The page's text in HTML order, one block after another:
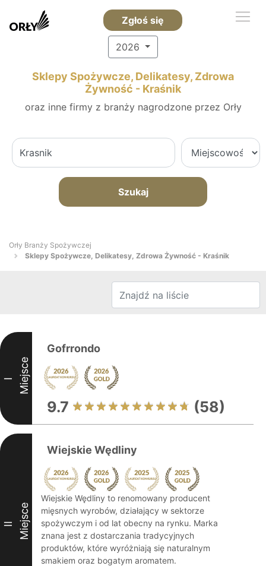
Zgłoś się
2026
Sklepy Spożywcze, Delikatesy, Zdrowa
Żywność - Kraśnik
oraz inne firmy z branży nagrodzone przez Orły
Szukaj
Orły Branży Spożywczej
Sklepy Spożywcze, Delikatesy, Zdrowa Żywność - Kraśnik
I Miejsce
Gofrrondo
9.7 (58)
II Miejsce
Wiejskie Wędliny
Wiejskie Wędliny to renomowany producent
mięsnych wyrobów, działający w sektorze
spożywczym i od lat obecny na rynku. Marka
znana jest z dostarczania tradycyjnych
produktów, które wyróżniają się naturalnym
smakiem oraz bogatym aromatem.